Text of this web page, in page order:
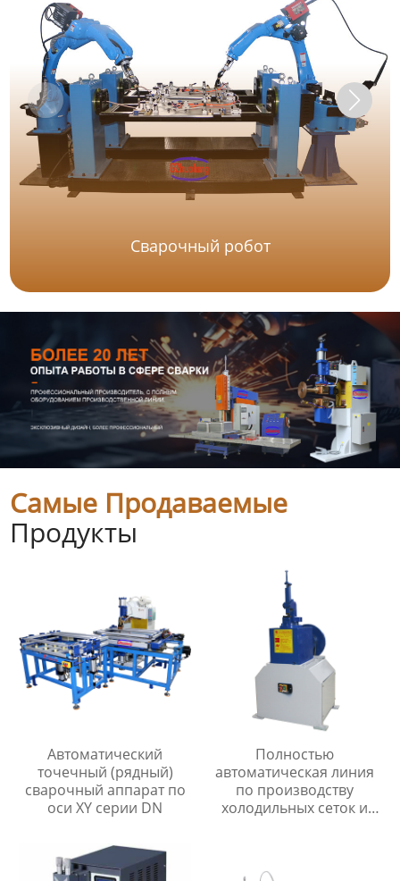
Сварочный робот
Самые Продаваемые
Продукты
Автоматический
точечный (рядный)
сварочный аппарат по
оси XY серии DN
Полностью
автоматическая линия
по производству
холодильных сеток и